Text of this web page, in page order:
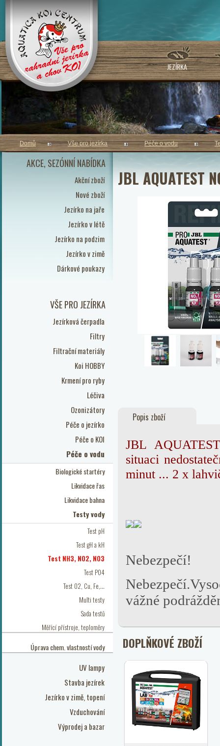
JEZÍRKA
AKCE, SEZÓNNÍ NABÍDKA
Akční zboží
Nové zboží
Jezírko na jaře
Jezírko v létě
Jezírko na podzim
Jezírko v zimě
Dárkové poukazy
VŠE PRO JEZÍRKA
Jezírková čerpadla
Filtry
Filtrační materiály
Koi HOBBY
Krmení pro ryby
Léčiva
Ozonizátory
Péče o jezírko
Péče o KOI
Péče o vodu
Biologické startéry
Likvidace řas
Likvidace bahna
Testy vody
Test pH
Test gH a kH
Test NH3, NO2, NO3
Test PO4
Test O2, Cu, Fe,...
Multi testy
Sada testů
Měřící přístroje, teploměry
Úprava chem. vlastností vody
UV lampy
Stavba jezírek
Jezírko v zimě, topení
Vzduchování
Výprodej a bazar
Domů Vše pro jezírka Péče o vodu
JBL AQUATEST
Popis zboží
JBL
situaci
minut ... 2 x
Nebezpečí!
vážné
DOPLŇKOVÉ ZBOŽÍ